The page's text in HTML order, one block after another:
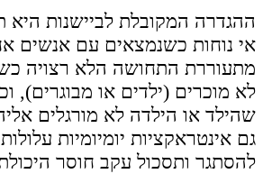
ההגדרה המקובלת לביישנות
אי נוחות כשנמצאים עם אנשים
מתעוררת התחושה הלא רצויה
לא מוכרים (ילדים או מבוגרים),
שהילד או הילדה לא מורגלים
גם אינטראקציות יומיומיות
להסתגר ותסכול עקב חוסר היכולת